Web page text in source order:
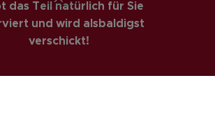
das Teil natürlich für Sie
und wird alsbaldigst
verschickt!